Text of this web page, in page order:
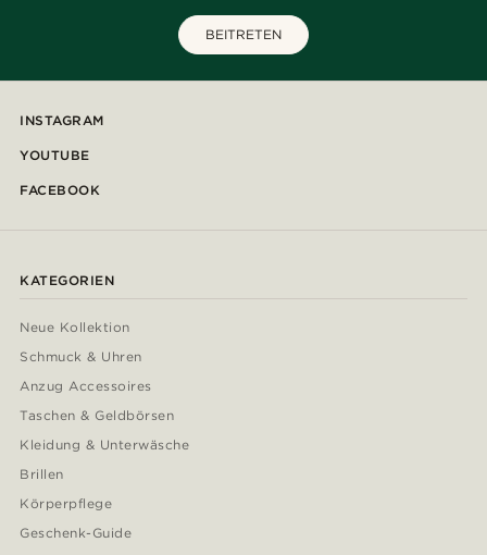
BEITRETEN
INSTAGRAM
YOUTUBE
FACEBOOK
KATEGORIEN
Neue Kollektion
Schmuck & Uhren
Anzug Accessoires
Taschen & Geldbörsen
Kleidung & Unterwäsche
Brillen
Körperpflege
Geschenk-Guide